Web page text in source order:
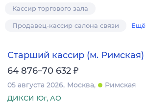
Кассир торгового зала
Продавец-кассир салона связи Ещё
Старший кассир (м. Римская)
64 876–70 632 ₽
05 августа 2026 Москва
Римская
ДИКСИ Юг, АО